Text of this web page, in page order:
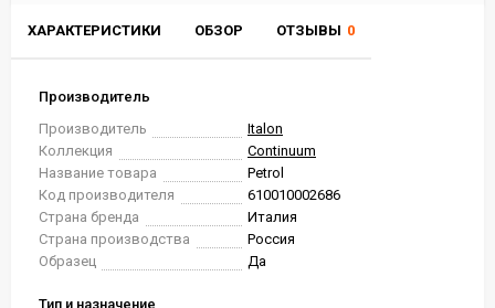
ХАРАКТЕРИСТИКИ ОБЗОР ОТЗЫВЫ 0
Производитель
Производитель
Italon
Коллекция
Continuum
Название товара
Petrol
Код производителя
610010002686
Страна бренда
Италия
Страна производства
Россия
Образец
Да
Тип и назначение